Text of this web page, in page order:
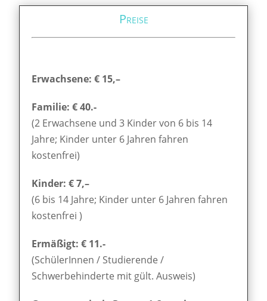
Preise
Erwachsene: € 15,–
Familie: € 40.-
(2 Erwachsene und 3 Kinder von 6 bis 14
Jahre; Kinder unter 6 Jahren fahren
kostenfrei)
Kinder: € 7,–
(6 bis 14 Jahre; Kinder unter 6 Jahren fahren
kostenfrei )
Ermäßigt: € 11.-
(SchülerInnen / Studierende /
Schwerbehinderte mit gült. Ausweis)